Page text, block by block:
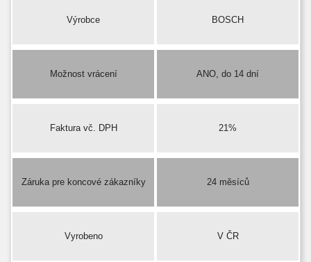
Výrobce BOSCH
Možnost vrácení ANO, do 14 dní
Faktura vč. DPH 21%
Záruka pre koncové zákazníky 24 měsíců
Vyrobeno V ČR